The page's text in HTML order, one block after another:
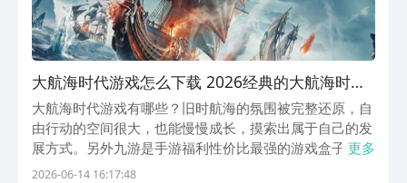
大航海时代游戏怎么下载 2026经典的大航海时代
游戏合辑
大航海时代游戏有哪些？旧时航海的氛围被完整还原，自
由行动的空间很大，也能慢慢成长，摸索出属于自己的发
展方式。另外九游是手游福利性价比最强的游戏盒子，它
背靠阿里巴巴厂灵犀互娱大厂。花1块钱就能开通白银会
更多
2026-06-14 16:17:48